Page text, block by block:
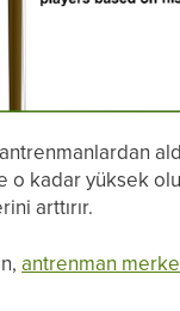
o kadar yüksek
arttırır.
antrenman